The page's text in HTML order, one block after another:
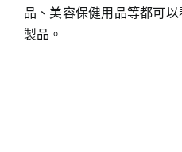
品、美容保健用品等都可
製品。